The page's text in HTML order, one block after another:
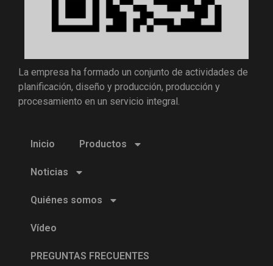
La empresa ha formado un conjunto de actividades de
planificación, diseño y producción, producción y
procesamiento en un servicio integral.
Inicio Productos
Noticias
Quiénes somos
Vídeo
PREGUNTAS FRECUENTES